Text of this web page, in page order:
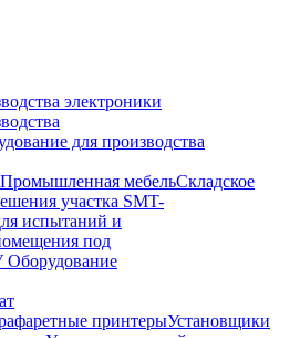
электроники
для производства
Промышленная мебельСкладское
участка SMT-
испытаний и
под
Оборудование
принтерыУстановщики